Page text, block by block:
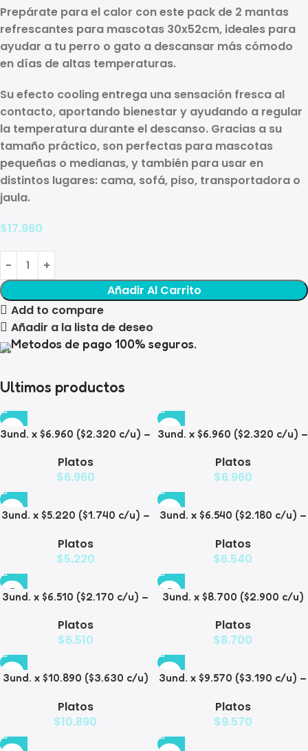
Prepárate para el calor con este pack de 2 mantas
refrescantes para mascotas 30x52cm, ideales para
ayudar a tu perro o gato a descansar más cómodo
en días de altas temperaturas.
Su efecto coolingentrega una sensación fresca al
contacto, aportando bienestar y ayudando a regular
la temperatura durante el descanso. Gracias a su
tamaño práctico, son perfectas para mascotas
pequeñas o medianas, y también para usar en
distintos lugares: cama, sofá, piso, transportadora o
jaula.
$17.960
Añadir Al Carrito
Add to compare
Añadir a la lista de deseo
Metodos de pago 100% seguros.
Ultimos productos
3und. x $6.960 ($2.320 c/u) –
Diamante
Platos
$6.960
3und. x $6.960 ($2.320 c/u) –
Platos
$6.960
3und. x $5.220 ($1.740 c/u) –
Mascotas Diseño Manzana
Platos
$5.220
3und. x $6.540 ($2.180 c/u) –
Mascotas
Platos
$6.540
3und. x $6.510 ($2.170 c/u) –
Mascotas
Platos
$6.510
3und. x $8.700 ($2.900 c/u)
para Mascotas
Platos
$8.700
3und. x $10.890 ($3.630 c/u)
para Mascotas
Platos
$10.890
3und. x $9.570 ($3.190 c/u) –
Mascotas
Platos
$9.570